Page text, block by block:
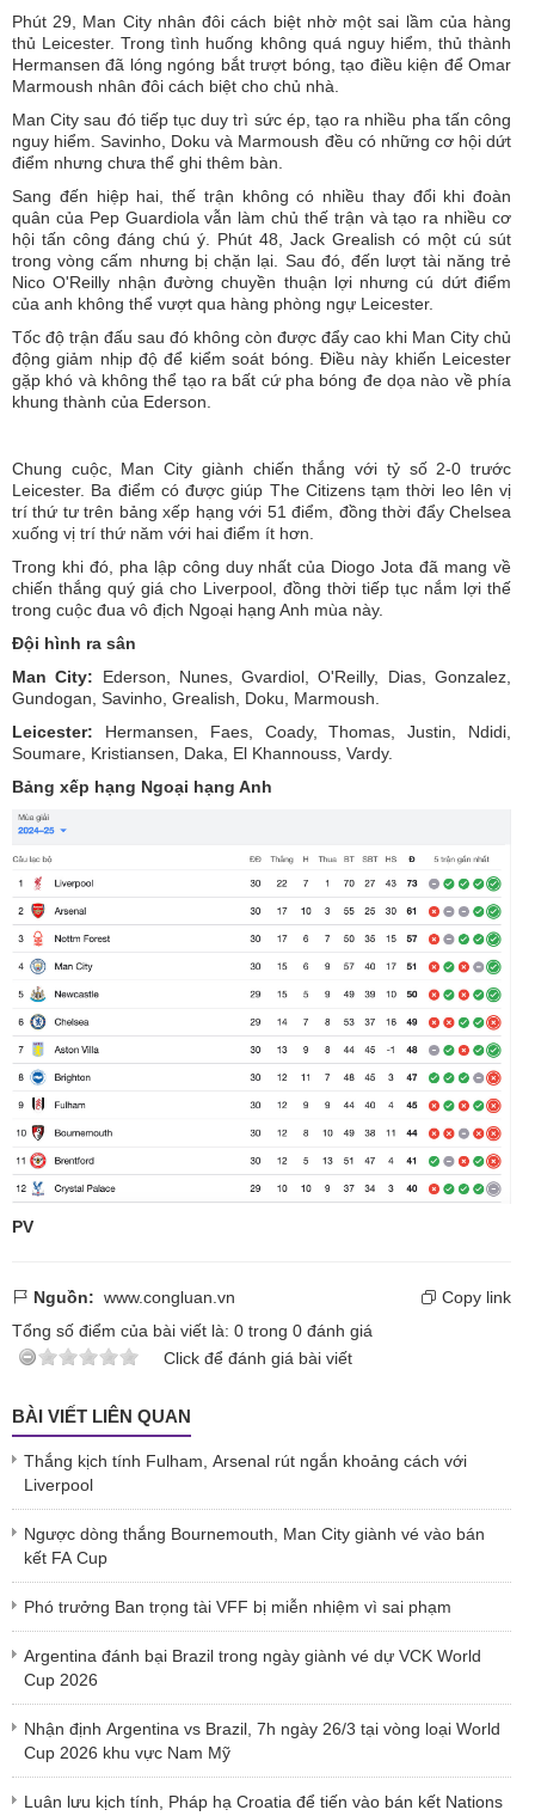
Phút 29, Man City nhân đôi cách biệt nhờ một sai lầm của hàng
thủ Leicester. Trong tình huống không quá nguy hiểm, thủ thành
Hermansen đã lóng ngóng bắt trượt bóng, tạo điều kiện để Omar
Marmoush nhân đôi cách biệt cho chủ nhà.
Man City sau đó tiếp tục duy trì sức ép, tạo ra nhiều pha tấn công
nguy hiểm. Savinho, Doku và Marmoush đều có những cơ hội dứt
điểm nhưng chưa thể ghi thêm bàn.
Sang đến hiệp hai, thế trận không có nhiều thay đổi khi đoàn
quân của Pep Guardiola vẫn làm chủ thế trận và tạo ra nhiều cơ
hội tấn công đáng chú ý. Phút 48, Jack Grealish có một cú sút
trong vòng cấm nhưng bị chặn lại. Sau đó, đến lượt tài năng trẻ
Nico O'Reilly nhận đường chuyền thuận lợi nhưng cú dứt điểm
của anh không thể vượt qua hàng phòng ngự Leicester.
Tốc độ trận đấu sau đó không còn được đẩy cao khi Man City chủ
động giảm nhịp độ để kiểm soát bóng. Điều này khiến Leicester
gặp khó và không thể tạo ra bất cứ pha bóng đe dọa nào về phía
khung thành của Ederson.
Chung cuộc, Man City giành chiến thắng với tỷ số 2-0 trước
Leicester. Ba điểm có được giúp The Citizens tạm thời leo lên vị
trí thứ tư trên bảng xếp hạng với 51 điểm, đồng thời đẩy Chelsea
xuống vị trí thứ năm với hai điểm ít hơn.
Trong khi đó, pha lập công duy nhất của Diogo Jota đã mang về
chiến thắng quý giá cho Liverpool, đồng thời tiếp tục nắm lợi thế
trong cuộc đua vô địch Ngoại hạng Anh mùa này.
Đội hình ra sân
Man City: Ederson, Nunes, Gvardiol, O'Reilly, Dias, Gonzalez,
Gundogan, Savinho, Grealish, Doku, Marmoush.
Leicester: Hermansen, Faes, Coady, Thomas, Justin, Ndidi,
Soumare, Kristiansen, Daka, El Khannouss, Vardy.
Bảng xếp hạng Ngoại hạng Anh
PV
Nguồn: www.congluan.vn
Copy link
Tổng số điểm của bài viết là: 0 trong 0 đánh giá
Click để đánh giá bài viết
BÀI VIẾT LIÊN QUAN
Thắng kịch tính Fulham, Arsenal rút ngắn khoảng cách với
Liverpool
Ngược dòng thắng Bournemouth, Man City giành vé vào bán
kết FA Cup
Phó trưởng Ban trọng tài VFF bị miễn nhiệm vì sai phạm
Argentina đánh bại Brazil trong ngày giành vé dự VCK World
Cup 2026
Nhận định Argentina vs Brazil, 7h ngày 26/3 tại vòng loại World
Cup 2026 khu vực Nam Mỹ
Luân lưu kịch tính, Pháp hạ Croatia để tiến vào bán kết Nations